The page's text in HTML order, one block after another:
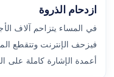
ازدحام الذروة
في المساء يتزاحم آلاف
فيزحف الإنترنت وتتقطع
أعمدة الإشارة كاملة على